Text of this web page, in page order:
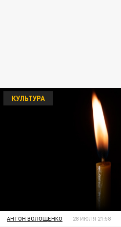
КУЛЬТУРА
АНТОН ВОЛОЩЕНКО 28 ИЮЛЯ 21:58